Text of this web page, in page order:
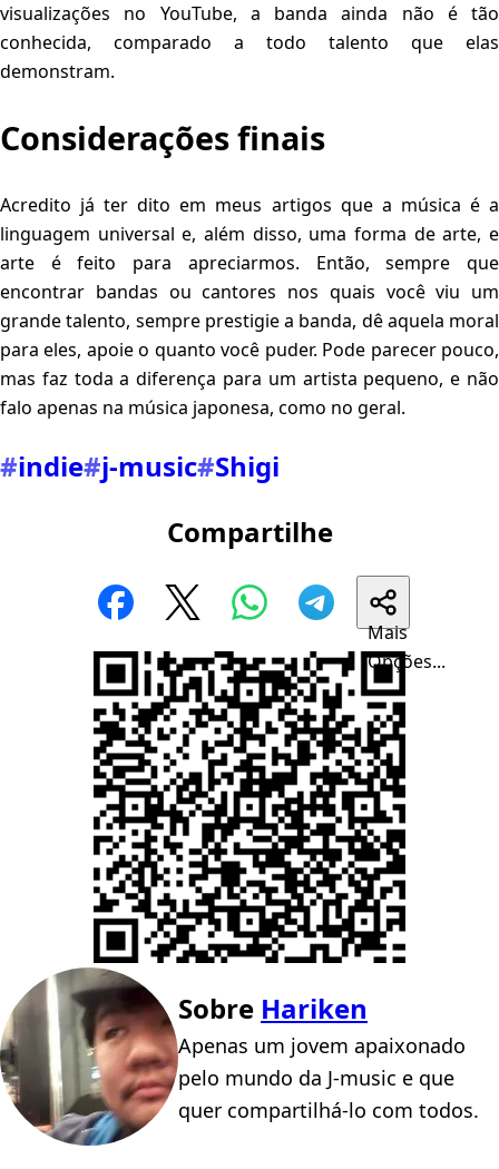
visualizações no YouTube, a banda ainda não é tão
conhecida, comparado a todo talento que elas
demonstram.
Considerações finais
Acredito já ter dito em meus artigos que a música é a
linguagem universal e, além disso, uma forma de arte, e
arte é feito para apreciarmos. Então, sempre que
encontrar bandas ou cantores nos quais você viu um
grande talento, sempre prestigie a banda, dê aquela moral
para eles, apoie o quanto você puder. Pode parecer pouco,
mas faz toda a diferença para um artista pequeno, e não
falo apenas na música japonesa, como no geral.
#indie#j-music#Shigi
Compartilhe
Mais
Opções...
Sobre Hariken
Apenas um jovem apaixonado
pelo mundo da J-music e que
quer compartilhá-lo com todos.